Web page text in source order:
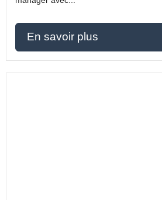
En savoir plus